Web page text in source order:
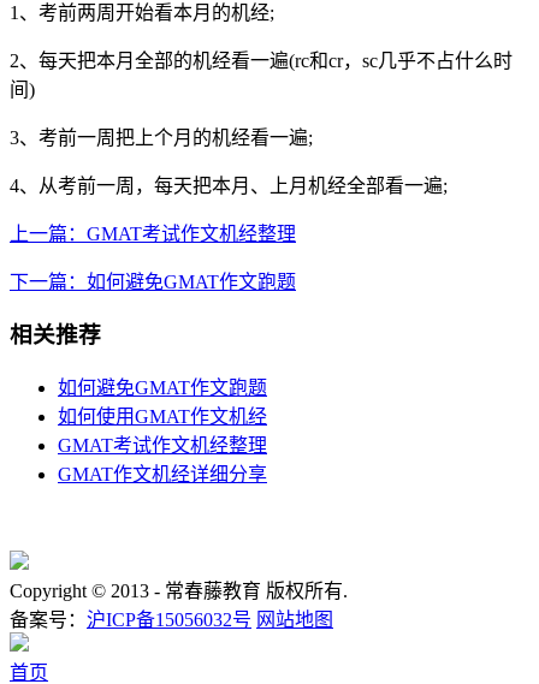
1、考前两周开始看本月的机经;
2、每天把本月全部的机经看一遍(rc和cr，sc几乎不占什么时
间)
3、考前一周把上个月的机经看一遍;
4、从考前一周，每天把本月、上月机经全部看一遍;
上一篇：GMAT考试作文机经整理
下一篇：如何避免GMAT作文跑题
相关推荐
如何避免GMAT作文跑题
如何使用GMAT作文机经
GMAT考试作文机经整理
GMAT作文机经详细分享
Copyright © 2013 - 常春藤教育 版权所有.
备案号： 沪ICP备15056032号 网站地图
首页